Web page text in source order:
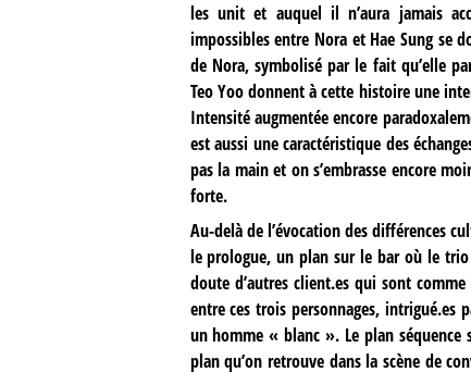
les unit et auquel il n’aura jamais
impossibles entre Nora et Hae Sung se
de Nora, symbolisé par le fait qu’elle
Teo Yoo donnent à cette histoire une
Intensité augmentée encore
est aussi une caractéristique des
pas la main et on s’embrasse encore
forte.
Au-delà de l’évocation des différences
le prologue, un plan sur le bar où le
doute d’autres client.es qui sont
entre ces trois personnages, intrigué.es
un homme « blanc ». Le plan séquence
plan qu’on retrouve dans la scène de